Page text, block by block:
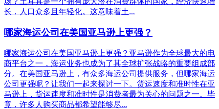
长，人口众多且年轻化。这意味着土...
哪家海运公司在美国亚马逊上更强？
哪家海运公司在美国亚马逊上更强？亚马逊作为全球最大的电
商平台之一，海运业务也成为了其全球扩张战略的重要组成部
分。在美国亚马逊上，有众多海运公司提供服务，但哪家海运
公司更强呢？让我们一起来探讨一下。货运速度和准时性在亚
马逊上，货运速度和准时性是消费者最为关心的问题之一。毕
竟，许多人购买商品都希望能够尽...